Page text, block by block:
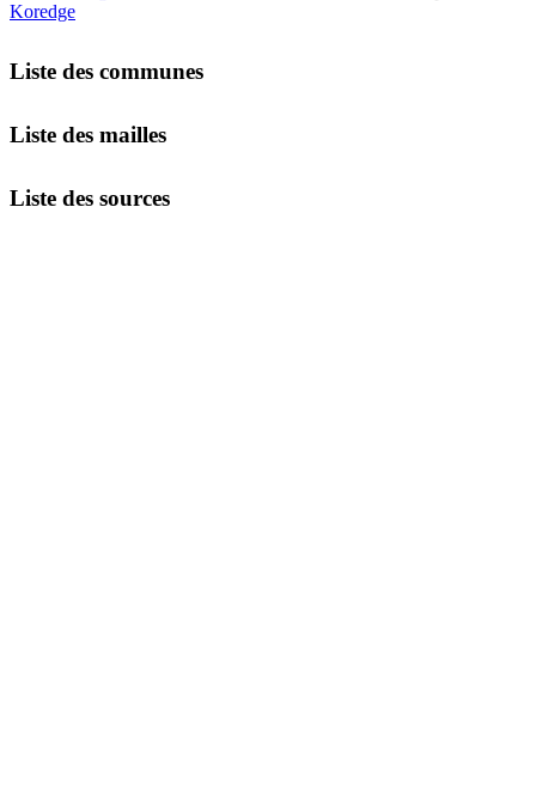
Koredge
Liste des communes
Liste des mailles
Liste des sources